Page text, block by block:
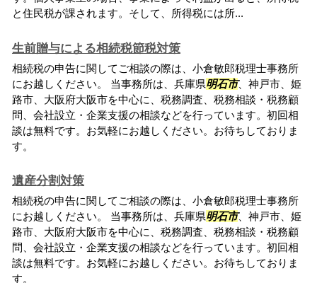
と住民税が課されます。そして、所得税には所...
生前贈与による相続税節税対策
相続税の申告に関してご相談の際は、小倉敏郎税理士事務所
にお越しください。 当事務所は、兵庫県明石市、神戸市、姫
路市、大阪府大阪市を中心に、税務調査、税務相談・税務顧
問、会社設立・企業支援の相談などを行っています。初回相
談は無料です。お気軽にお越しください。お待ちしておりま
す。
遺産分割対策
相続税の申告に関してご相談の際は、小倉敏郎税理士事務所
にお越しください。 当事務所は、兵庫県明石市、神戸市、姫
路市、大阪府大阪市を中心に、税務調査、税務相談・税務顧
問、会社設立・企業支援の相談などを行っています。初回相
談は無料です。お気軽にお越しください。お待ちしておりま
す。